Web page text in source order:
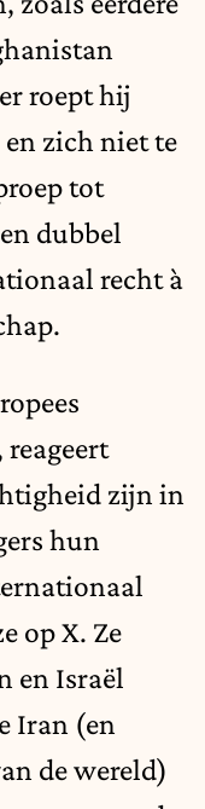
roept hij
en zich niet te
tot
dubbel
recht à
zijn in
hun
op X. Ze
en Israël
Iran (en
de wereld)